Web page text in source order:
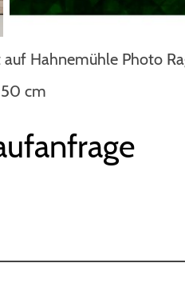
Hahnemühle Photo
cm